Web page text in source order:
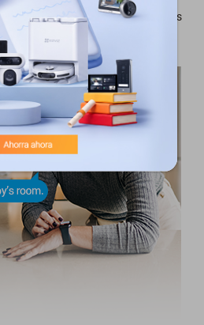
allows you to talk to your loved ones
by simply using the EZVIZ App.